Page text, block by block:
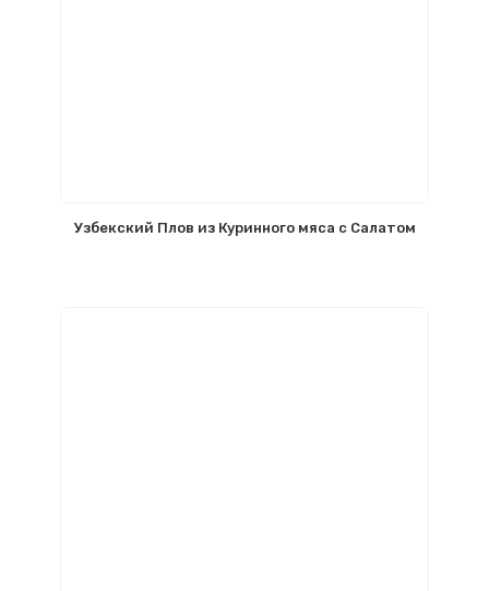
Узбекский Плов из Куринного мяса с Салатом